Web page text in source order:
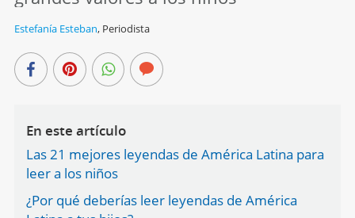
Estefanía Esteban, Periodista
En este artículo
Las 21 mejores leyendas de América Latina para
leer a los niños
¿Por qué deberías leer leyendas de América